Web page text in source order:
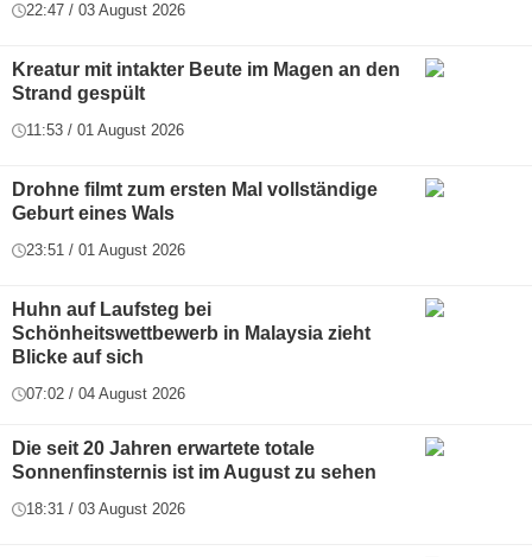
22:47 / 03 August 2026
Kreatur mit intakter Beute im Magen an den
Strand gespült
11:53 / 01 August 2026
Drohne filmt zum ersten Mal vollständige
Geburt eines Wals
23:51 / 01 August 2026
Huhn auf Laufsteg bei
Schönheitswettbewerb in Malaysia zieht
Blicke auf sich
07:02 / 04 August 2026
Die seit 20 Jahren erwartete totale
Sonnenfinsternis ist im August zu sehen
18:31 / 03 August 2026